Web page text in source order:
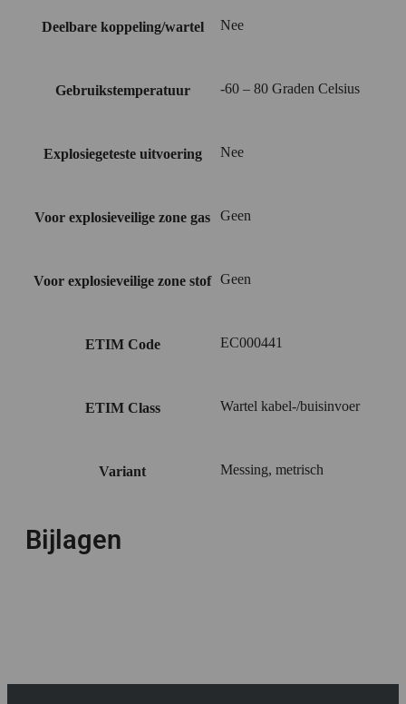
Deelbare koppeling/wartel Nee
Gebruikstemperatuur -60 – 80 Graden Celsius
Explosiegeteste uitvoering Nee
Voor explosieveilige zone gas Geen
Voor explosieveilige zone stof Geen
ETIM Code EC000441
ETIM Class Wartel kabel-/buisinvoer
Variant Messing, metrisch
Bijlagen